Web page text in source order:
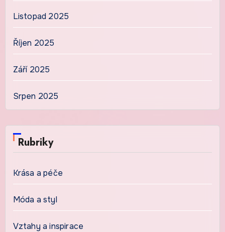
Listopad 2025
Říjen 2025
Září 2025
Srpen 2025
Rubriky
Krása a péče
Móda a styl
Vztahy a inspirace